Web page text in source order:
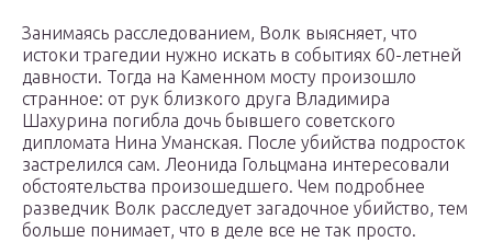
Занимаясь расследованием, Волк выясняет, что
истоки трагедии нужно искать в событиях 60-летней
давности. Тогда на Каменном мосту произошло
странное: от рук близкого друга Владимира
Шахурина погибла дочь бывшего советского
дипломата Нина Уманская. После убийства подросток
застрелился сам. Леонида Гольцмана интересовали
обстоятельства произошедшего. Чем подробнее
разведчик Волк расследует загадочное убийство, тем
больше понимает, что в деле все не так просто.